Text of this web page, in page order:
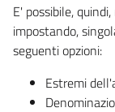
E' possibile,
impostando,
seguenti opzioni:
Estremi